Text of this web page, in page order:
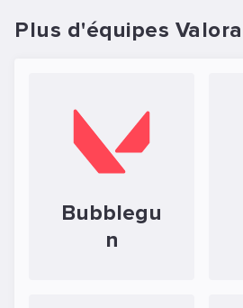
Plus d'équipes
Bubblegu
n